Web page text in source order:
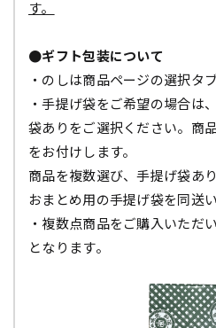
す。
●ギフト包装について
・のしは商品ページの選択タ
・手提げ袋をご希望の場合は
袋ありをご選択ください。商
をお付けします。
商品を複数選び、手提げ袋あ
おまとめ用の手提げ袋を同送い
・複数点商品をご購入いただ
となります。